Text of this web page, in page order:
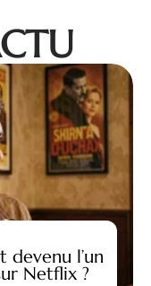
devenu l’un
Netflix ?